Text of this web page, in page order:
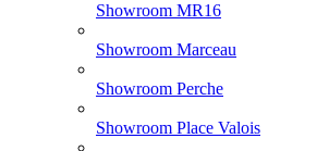
Showroom MR16
Showroom Marceau
Showroom Perche
Showroom Place Valois